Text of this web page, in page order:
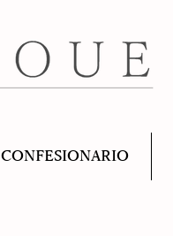
CONFESIONARIO